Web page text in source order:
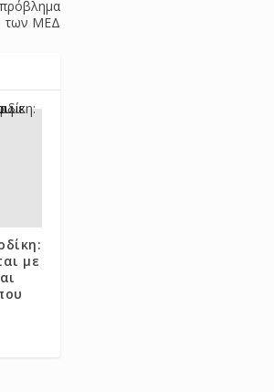
των ΜΕΔ
με